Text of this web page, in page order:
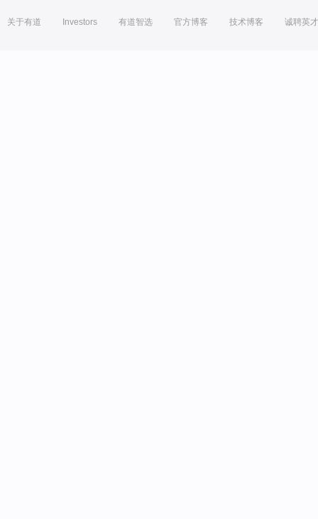
关于有道 Investors 有道智选 官方博客 技术博客 诚聘英才